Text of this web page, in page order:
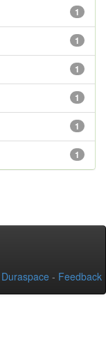
1
1
1
1
1
1
Duraspace - Feedback